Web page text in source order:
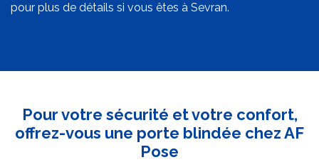
pour plus de détails si vous êtes à Sevran.
Pour votre sécurité et votre confort,
offrez-vous une porte blindée chez AF
Pose